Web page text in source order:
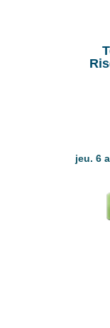
jeu. 6